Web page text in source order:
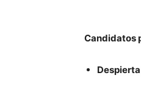
Candidatos